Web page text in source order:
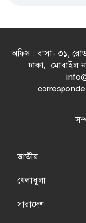
অফিস : বাসা- ৩১,
ঢাকা, মোবাইল
জাতীয়
খেলাধুলা
সারাদেশ